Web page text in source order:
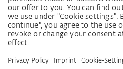
Wet inzake zorgvuldigheid
Leverancierscode
Wet inzake zorgvuldigheid in
Beginselverklaring voor de